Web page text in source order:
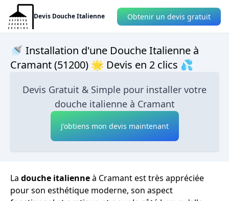
Devis Douche Italienne Obtenir un devis gratuit
🚿 Installation d'une Douche Italienne à
Cramant (51200) 🌟 Devis en 2 clics 💦
Devis Gratuit & Simple pour installer votre
douche italienne à Cramant
J'obtiens mon devis maintenant
La douche italienneà Cramant est très appréciée
pour son esthétique moderne, son aspect